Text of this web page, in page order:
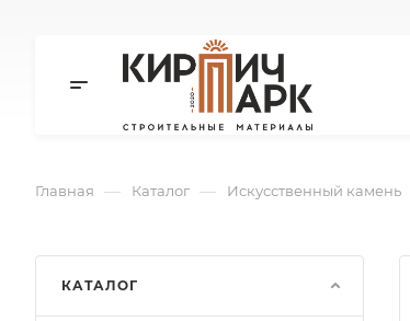
Главная — Каталог — Искусственный камень
КАТАЛОГ